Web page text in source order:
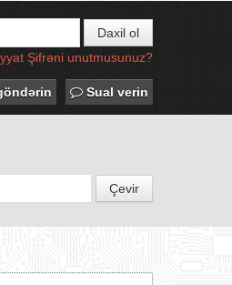
Daxil ol
Şifrəni unutmusunuz?
Sual verin
Çevir